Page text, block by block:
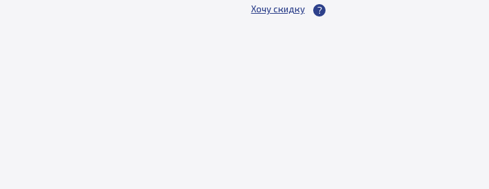
Хочу скидку